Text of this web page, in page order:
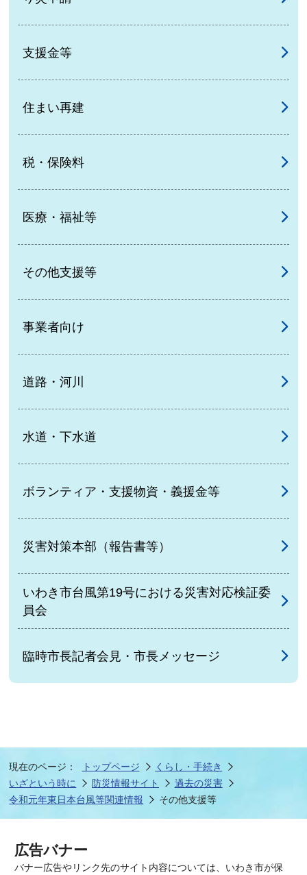
支援金等
住まい再建
税・保険料
医療・福祉等
その他支援等
事業者向け
道路・河川
水道・下水道
ボランティア・支援物資・義援金等
災害対策本部（報告書等）
いわき市台風第19号における災害対応検証委
員会
臨時市長記者会見・市長メッセージ
現在のページ： トップページ
くらし・手続き
いざという時に
防災情報サイト
過去の災害
令和元年東日本台風等関連情報
その他支援等
広告バナー
バナー広告やリンク先のサイト内容については、いわき市が保